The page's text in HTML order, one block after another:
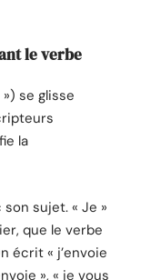
le verbe
se glisse
la
sujet. « Je »
que le verbe
écrit « j’envoie
», « je vous